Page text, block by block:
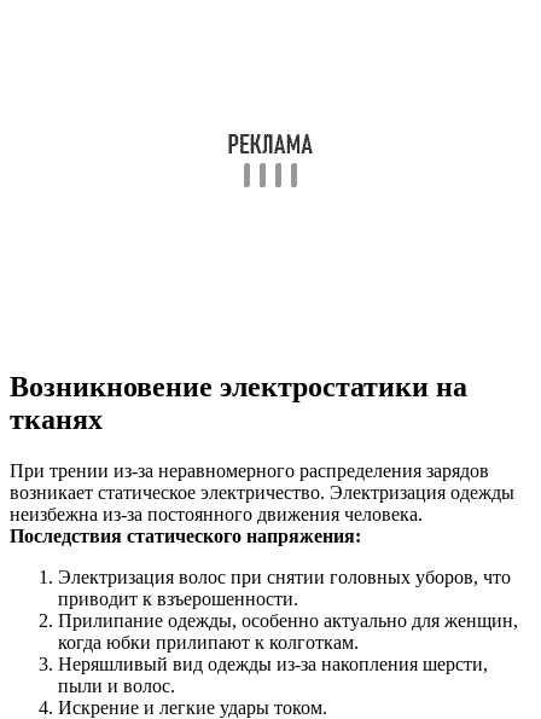
Возникновение электростатики на
тканях
При трении из-за неравномерного распределения зарядов
возникает статическое электричество. Электризация одежды
неизбежна из-за постоянного движения человека.
Последствия статического напряжения:
Электризация волос при снятии головных уборов, что
приводит к взъерошенности.
Прилипание одежды, особенно актуально для женщин,
когда юбки прилипают к колготкам.
Неряшливый вид одежды из-за накопления шерсти,
пыли и волос.
Искрение и легкие удары током.